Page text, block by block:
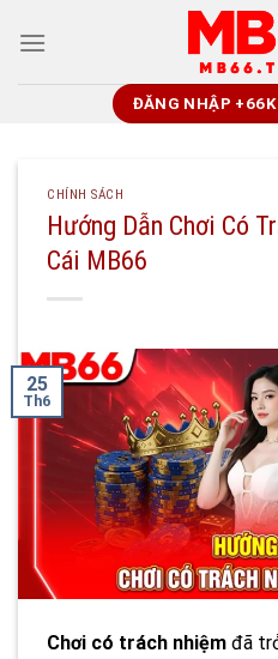
đến
ĐĂNG NHẬP +66K
CHÍNH SÁCH
Hướng Dẫn Chơi Có
Cái MB66
25
Th6
Chơi có trách nhiệm đã